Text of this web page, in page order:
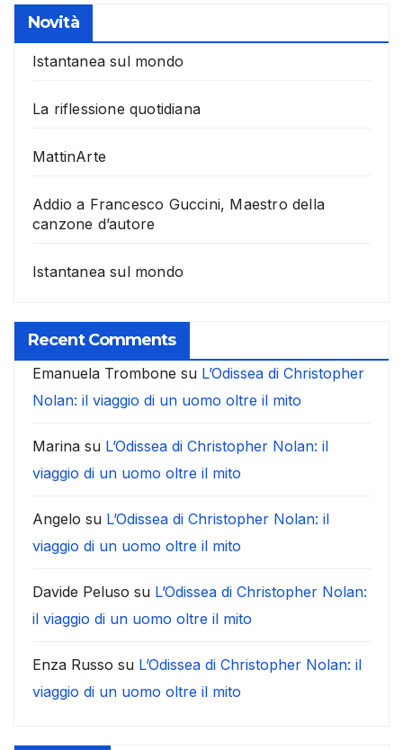
Novità
Istantanea sul mondo
La riflessione quotidiana
MattinArte
Addio a Francesco Guccini, Maestro della
canzone d’autore
Istantanea sul mondo
Recent Comments
Emanuela Trombone su L’Odissea di Christopher
Nolan: il viaggio di un uomo oltre il mito
Marina su L’Odissea di Christopher Nolan: il
viaggio di un uomo oltre il mito
Angelo su L’Odissea di Christopher Nolan: il
viaggio di un uomo oltre il mito
Davide Peluso su L’Odissea di Christopher Nolan:
il viaggio di un uomo oltre il mito
Enza Russo su L’Odissea di Christopher Nolan: il
viaggio di un uomo oltre il mito